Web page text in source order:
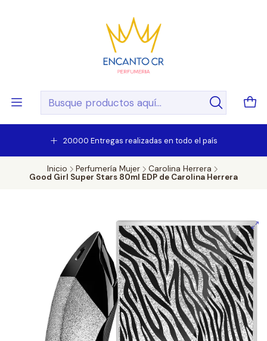
20.000 Entregas realizadas en todo el país
Inicio Perfumería Mujer
Carolina Herrera
Good Girl Super Stars 80ml EDP de Carolina Herrera